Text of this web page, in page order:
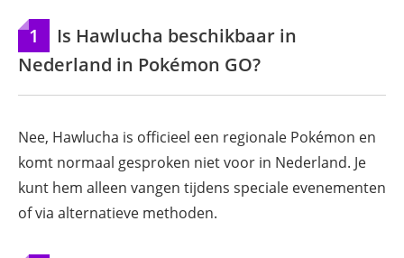
1
Is Hawlucha beschikbaar in
Nederland in Pokémon GO?
Nee, Hawlucha is officieel een regionale Pokémon en
komt normaal gesproken niet voor in Nederland. Je
kunt hem alleen vangen tijdens speciale evenementen
of via alternatieve methoden.